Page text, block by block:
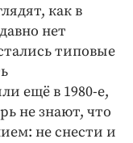
как в
нет
типовые
ещё в 1980-е,
не знают, что
не снести и